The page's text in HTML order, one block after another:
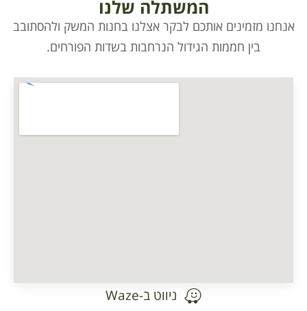
המשתלה שלנו
מזמינים אותכם לבקר אצלנו בחנות המשק ולהסתובב
בין חממות הגידול הנרחבות בשדות הפורחים.
ניווט ב-Waze